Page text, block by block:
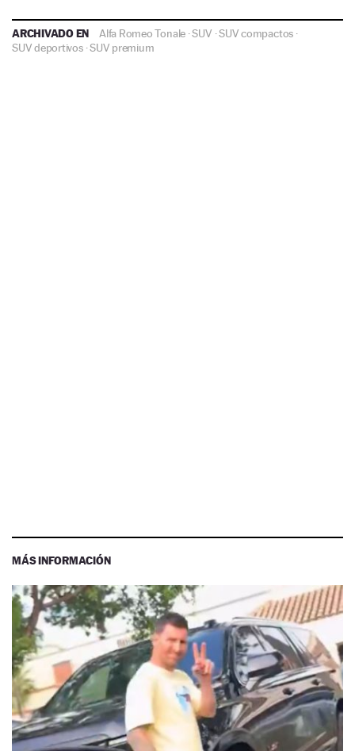
ARCHIVADO EN Alfa Romeo Tonale ·SUV ·SUV compactos ·
SUV deportivos·SUV premium
MÁS INFORMACIÓN